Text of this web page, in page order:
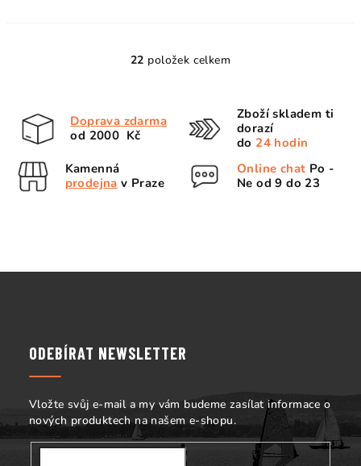
O
k
p
i
u
22 položek celkem
Doprava zdarma
od 2000 Kč
Zboží skladem ti
dorazí
do 24 hodin
Kamenná
prodejna v Praze
Online chat Po -
Ne od 9 do 23
ODEBÍRAT NEWSLETTER
Vložte svůj e-mail a my vám budeme zasílat informace o
nových produktech na našem e-shopu.